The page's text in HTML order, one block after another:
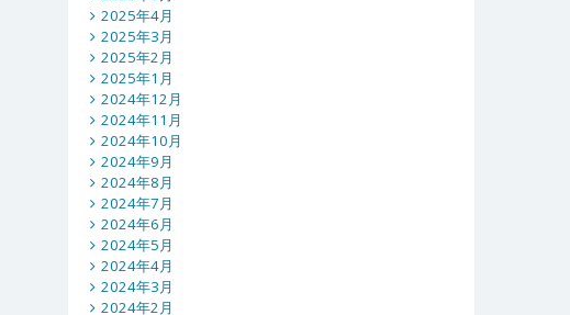
2025年4月
2025年3月
2025年2月
2025年1月
2024年12月
2024年11月
2024年10月
2024年9月
2024年8月
2024年7月
2024年6月
2024年5月
2024年4月
2024年3月
2024年2月